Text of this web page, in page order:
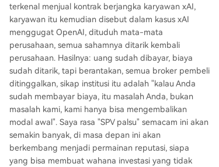
terkenal menjual kontrak berjangka karyawan xAI,
karyawan itu kemudian disebut dalam kasus xAI
menggugat OpenAI, dituduh mata-mata
perusahaan, semua sahamnya ditarik kembali
perusahaan. Hasilnya: uang sudah dibayar, biaya
sudah ditarik, tapi berantakan, semua broker pembeli
ditinggalkan, sikap institusi itu adalah "kalau Anda
sudah membayar biaya, itu masalah Anda, bukan
masalah kami, kami hanya bisa mengembalikan
modal awal". Saya rasa "SPV palsu" semacam ini akan
semakin banyak, di masa depan ini akan
berkembang menjadi permainan reputasi, siapa
yang bisa membuat wahana investasi yang tidak